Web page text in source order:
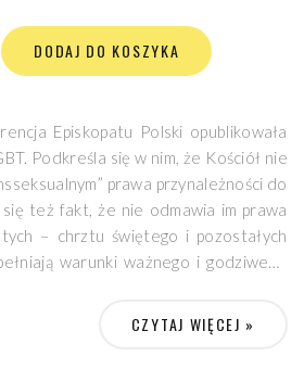
DODAJ DO KOSZYKA
Episkopatu Polski opublikowała
Podkreśla się w nim, że Kościół nie
prawa przynależności do
się też fakt, że nie odmawia im prawa
– chrztu świętego i pozostałych
warunki ważnego i godziwego
tego złożonego terminu. Pomija
CZYTAJ WIĘCEJ »